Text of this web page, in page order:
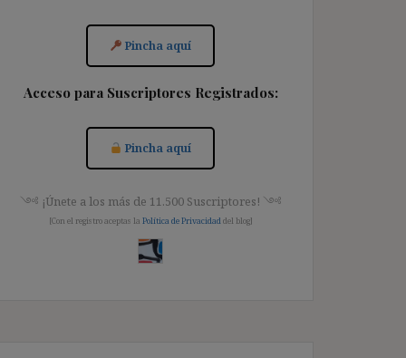
Pincha aquí
Acceso para Suscriptores Registrados:
Pincha aquí
༺ ¡Únete a los más de 11.500 Suscriptores! ༺
[Con el registro aceptas la Política de Privacidad del blog]